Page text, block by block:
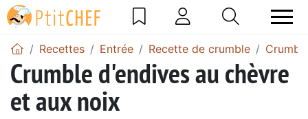
Recettes Entrée Recette de crumble
Crumble d'endives au chèvre
et aux noix